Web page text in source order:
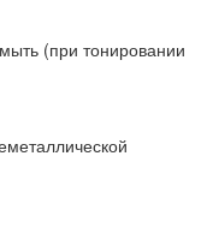
(при тонировании